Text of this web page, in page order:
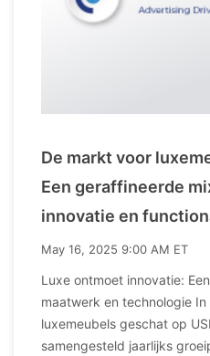
De markt voor
Een geraffineerde
innovatie en
May 16, 2025 9:00 AM ET
Luxe ontmoet innovatie:
maatwerk en technologie
luxemeubels geschat op
samengesteld jaarlijks